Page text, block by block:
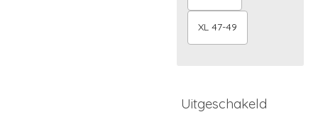
XL 47-49
Uitgeschakeld